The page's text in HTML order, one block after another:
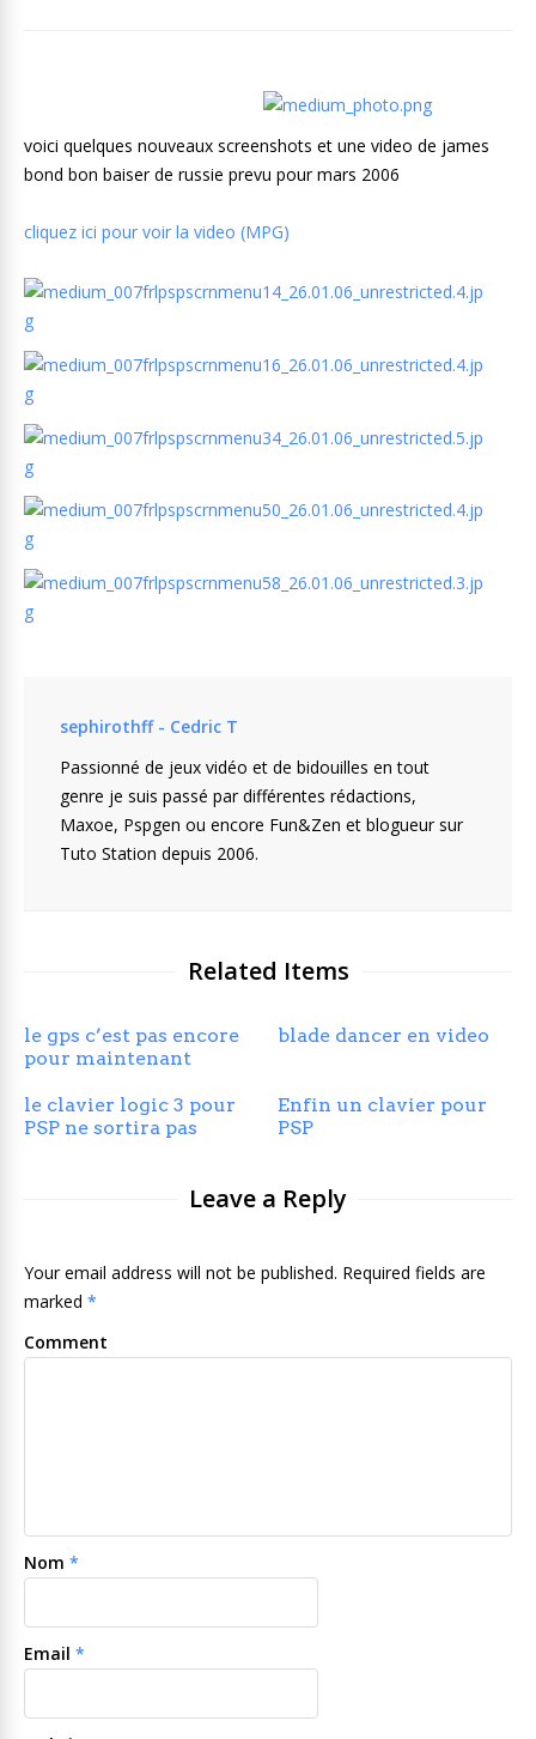
voici quelques nouveaux screenshots et une video de james
bond bon baiser de russie prevu pour mars 2006
cliquez ici pour voir la video (MPG)
sephirothff - Cedric T
Passionné de jeux vidéo et de bidouilles en tout
genre je suis passé par différentes rédactions,
Maxoe, Pspgen ou encore Fun&Zen et blogueur sur
Tuto Station depuis 2006.
Related Items
le gps c’est pas encore
pour maintenant
blade dancer en video
le clavier logic 3 pour
PSP ne sortira pas
Enfin un clavier pour
PSP
Leave a Reply
Your email address will not be published. Required fields are
marked *
Comment
Nom *
Email *